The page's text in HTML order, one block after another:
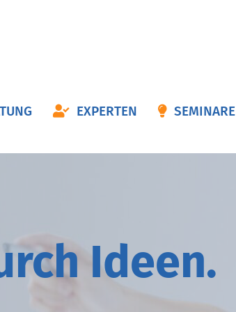
EXPERTEN SEMINARE
I deen.